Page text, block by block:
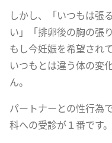
しかし、「いつもは張
い」「排卵後の胸の張
もし今妊娠を希望され
いつもとは違う体の変
ん。
パートナーとの性行為
科への受診が１番です。